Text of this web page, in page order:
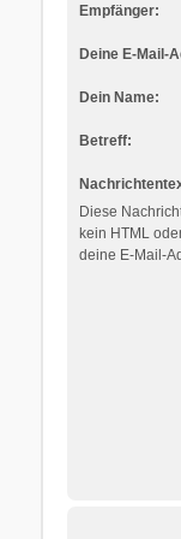
Empfänger:
Deine E-Mail-
Dein Name:
Betreff:
Diese
kein HTML
deine E-Mail-